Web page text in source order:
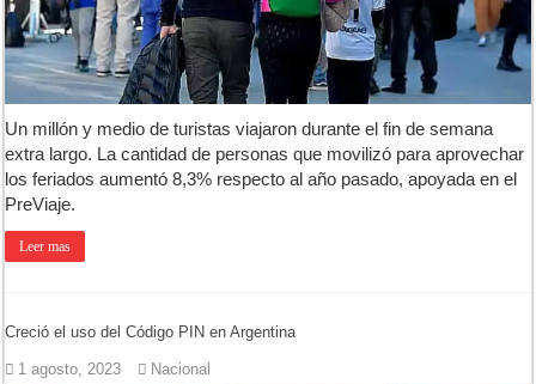
Un millón y medio de turistas viajaron durante el fin de semana
extra largo. La cantidad de personas que movilizó para aprovechar
los feriados aumentó 8,3% respecto al año pasado, apoyada en el
PreViaje.
Leer mas
Creció el uso del Código PIN en Argentina
1 agosto, 2023 Nacional